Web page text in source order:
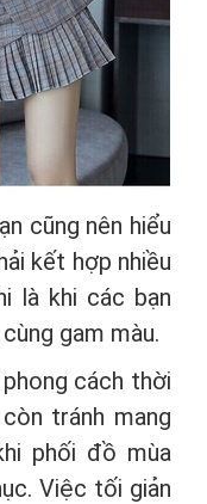
cũng nên hiểu
kết hợp nhiều
là khi các bạn
gam màu.
cách thời
tránh mang
phối đồ mùa
Việc tối giản